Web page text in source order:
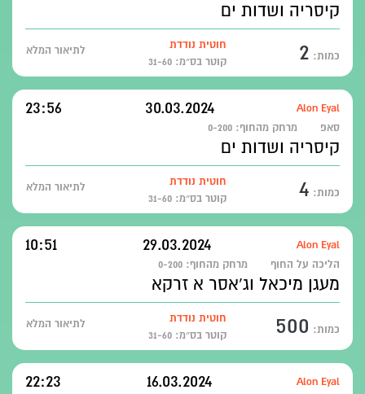
קיסריה ושדות ים
כמות: 2
חוטית נודדת
קוטר בס״מ: 31-60
לתיאור המלא
Alon Eyal
30.03.2024
23:56
סאפ מרחק מהחוף: 0-200
קיסריה ושדות ים
כמות: 4
חוטית נודדת
קוטר בס״מ: 31-60
לתיאור המלא
Alon Eyal
29.03.2024
10:51
הליכה על החוף מרחק מהחוף: 0-200
מעגן מיכאל וג'אסר א זרקא
כמות: 500
חוטית נודדת
קוטר בס״מ: 31-60
לתיאור המלא
Alon Eyal
16.03.2024
22:23